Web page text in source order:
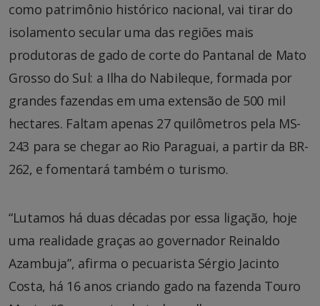
como patrimônio histórico nacional, vai tirar do
isolamento secular uma das regiões mais
produtoras de gado de corte do Pantanal de Mato
Grosso do Sul: a Ilha do Nabileque, formada por
grandes fazendas em uma extensão de 500 mil
hectares. Faltam apenas 27 quilômetros pela MS-
243 para se chegar ao Rio Paraguai, a partir da BR-
262, e fomentará também o turismo.
“Lutamos há duas décadas por essa ligação, hoje
uma realidade graças ao governador Reinaldo
Azambuja”, afirma o pecuarista Sérgio Jacinto
Costa, há 16 anos criando gado na fazenda Touro